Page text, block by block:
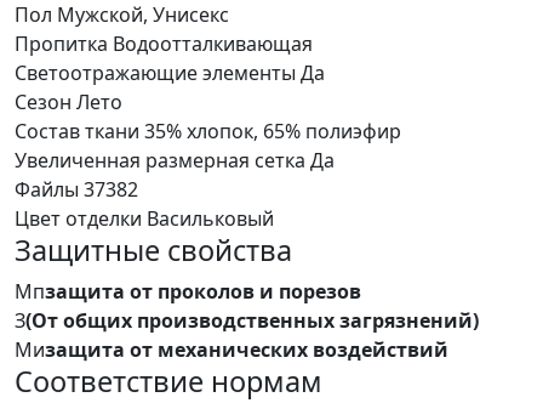
Пол Мужской, Унисекс
Пропитка Водоотталкивающая
Светоотражающие элементы Да
Сезон Лето
Состав ткани 35% хлопок, 65% полиэфир
Увеличенная размерная сетка Да
Файлы 37382
Цвет отделки Васильковый
Защитные свойства
Мпзащита от проколов и порезов
З(От общих производственных загрязнений)
Мизащита от механических воздействий
Соответствие нормам